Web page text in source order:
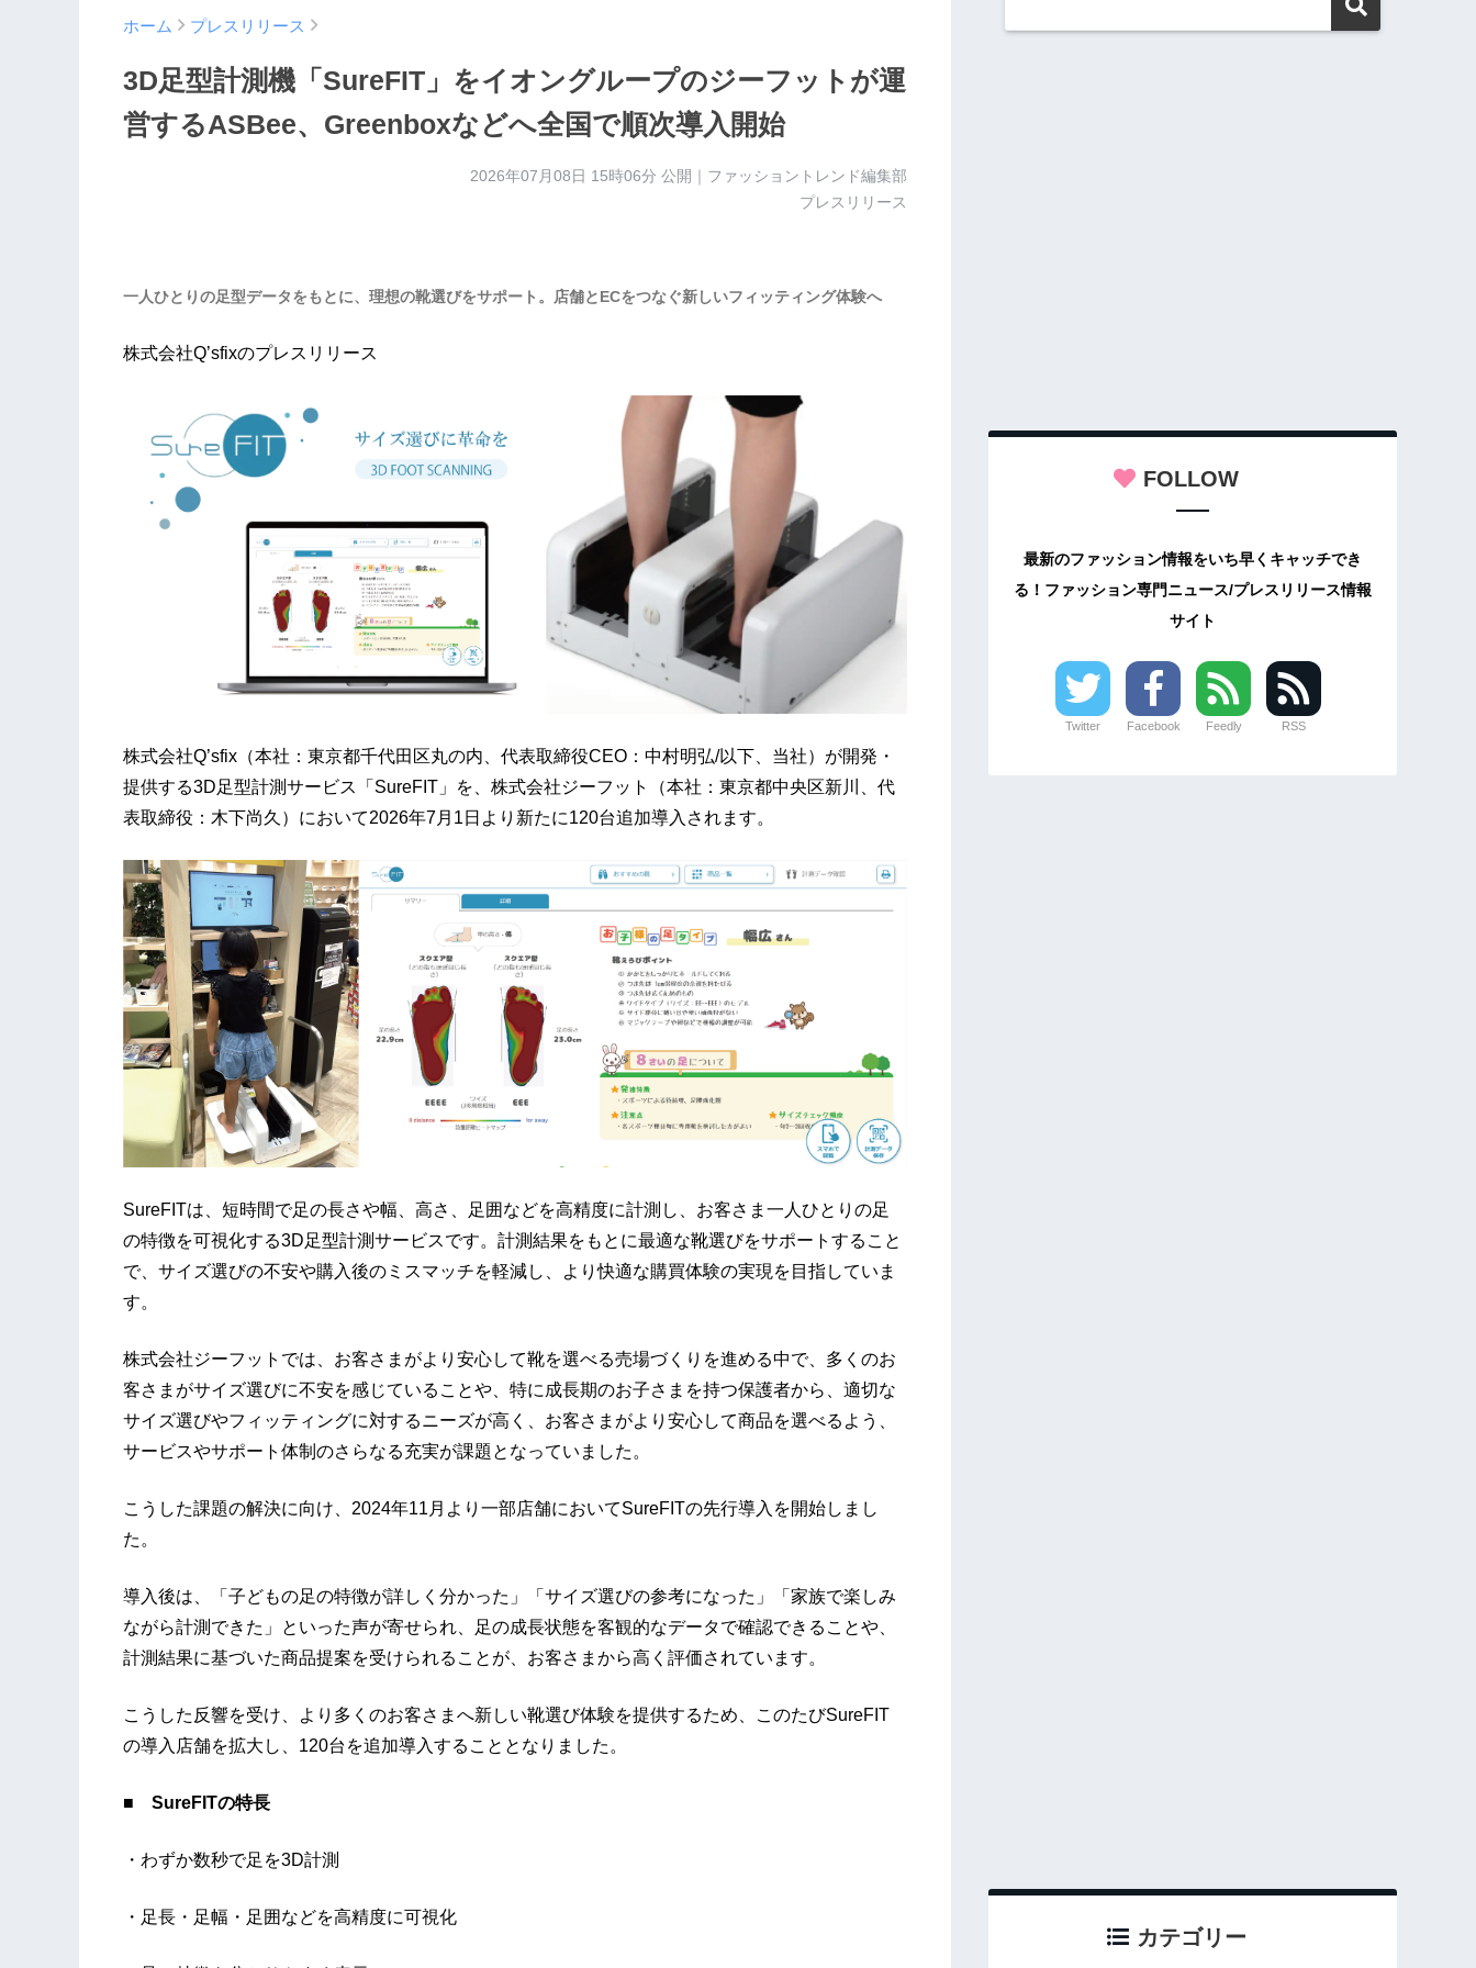
ホーム プレスリリース
3D足型計測機「SureFIT」をイオングループのジーフットが運
営するASBee、Greenboxなどへ全国で順次導入開始
2026年07月08日 15時06分 公開｜ファッショントレンド編集部
プレスリリース
一人ひとりの足型データをもとに、理想の靴選びをサポート。店舗とECをつなぐ新しいフィッティング体験へ
株式会社Q’sfixのプレスリリース
株式会社Q’sfix（本社：東京都千代田区丸の内、代表取締役CEO：中村明弘/以下、当社）が開発・
提供する3D足型計測サービス「SureFIT」を、株式会社ジーフット（本社：東京都中央区新川、代
表取締役：木下尚久）において2026年7月1日より新たに120台追加導入されます。
SureFITは、短時間で足の長さや幅、高さ、足囲などを高精度に計測し、お客さま一人ひとりの足
の特徴を可視化する3D足型計測サービスです。計測結果をもとに最適な靴選びをサポートすること
で、サイズ選びの不安や購入後のミスマッチを軽減し、より快適な購買体験の実現を目指していま
す。
株式会社ジーフットでは、お客さまがより安心して靴を選べる売場づくりを進める中で、多くのお
客さまがサイズ選びに不安を感じていることや、特に成長期のお子さまを持つ保護者から、適切な
サイズ選びやフィッティングに対するニーズが高く、お客さまがより安心して商品を選べるよう、
サービスやサポート体制のさらなる充実が課題となっていました。
こうした課題の解決に向け、2024年11月より一部店舗においてSureFITの先行導入を開始しまし
た。
導入後は、「子どもの足の特徴が詳しく分かった」「サイズ選びの参考になった」「家族で楽しみ
ながら計測できた」といった声が寄せられ、足の成長状態を客観的なデータで確認できることや、
計測結果に基づいた商品提案を受けられることが、お客さまから高く評価されています。
こうした反響を受け、より多くのお客さまへ新しい靴選び体験を提供するため、このたびSureFIT
の導入店舗を拡大し、120台を追加導入することとなりました。
■ SureFITの特長
・わずか数秒で足を3D計測
・足長・足幅・足囲などを高精度に可視化
FOLLOW
最新のファッション情報をいち早くキャッチでき
る！ファッション専門ニュース/プレスリリース情報
サイト
Twitter Facebook Feedly RSS
カテゴリー